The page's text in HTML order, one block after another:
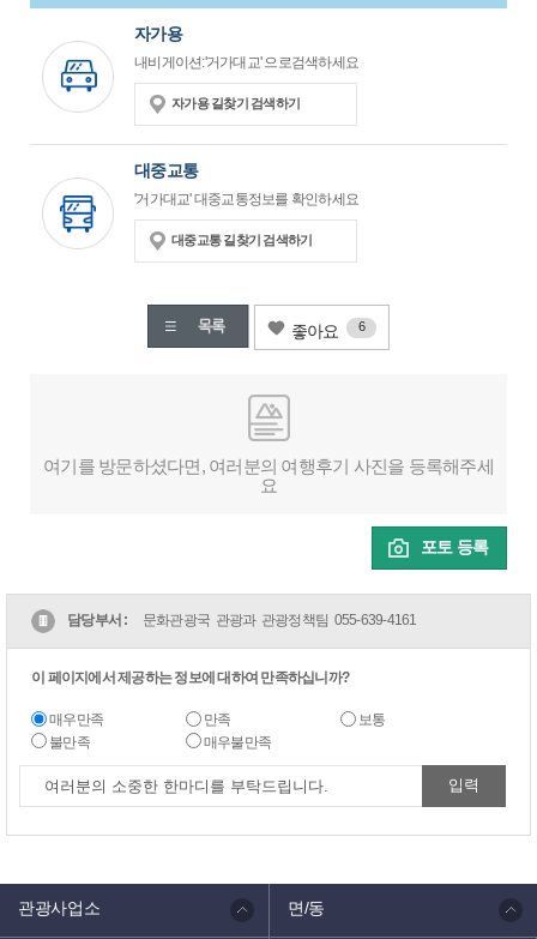
자가용
내비게이션:'거가대교' 으로검색하세요
자가용 길찾기 검색하기
대중교통
'거가대교' 대중교통정보를 확인하세요
대중교통 길찾기 검색하기
좋아요 6
여기를 방문하셨다면, 여러분의 여행후기 사진을 등록해주세
요
포토 등록
담당부서 : 문화관광국 관광과 관광정책팀 055-639-4161
이 페이지에서 제공하는 정보에 대하여 만족하십니까?
매우만족 만족
보통
불만족
매우불만족
관광사업소 면/동